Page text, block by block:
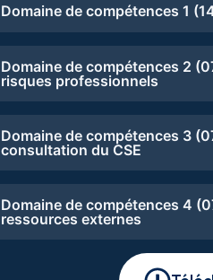
Domaine de compétences 1
Domaine de compétences 2
risques professionnels
Domaine de compétences 3
consultation du CSE
Domaine de compétences 4
ressources externes